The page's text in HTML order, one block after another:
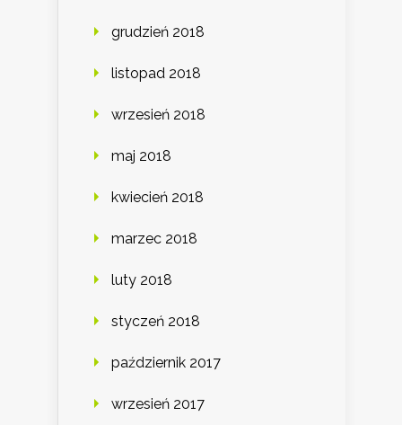
grudzień 2018
listopad 2018
wrzesień 2018
maj 2018
kwiecień 2018
marzec 2018
luty 2018
styczeń 2018
październik 2017
wrzesień 2017